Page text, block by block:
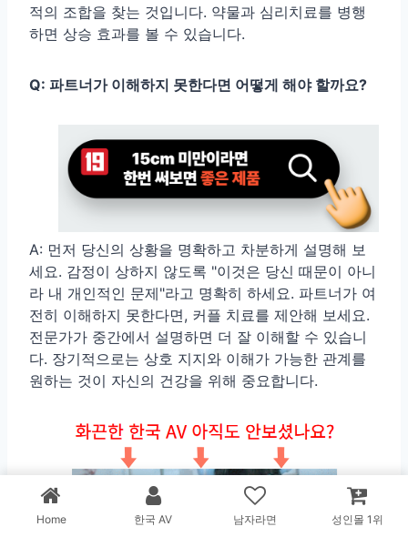
적의 조합을 찾는 것입니다. 약물과 심리치료를 병행
하면 상승 효과를 볼 수 있습니다.
Q: 파트너가 이해하지 못한다면 어떻게 해야 할까요?
A: 먼저 당신의 상황을 명확하고 차분하게 설명해 보
세요. 감정이 상하지 않도록 "이것은 당신 때문이 아니
라 내 개인적인 문제"라고 명확히 하세요. 파트너가 여
전히 이해하지 못한다면, 커플 치료를 제안해 보세요.
전문가가 중간에서 설명하면 더 잘 이해할 수 있습니
다. 장기적으로는 상호 지지와 이해가 가능한 관계를
원하는 것이 자신의 건강을 위해 중요합니다.
Home 한국 AV 남자라면 성인몰 1위